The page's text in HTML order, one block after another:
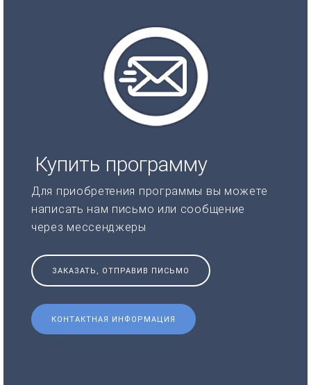
Купить программу
Для приобретения программы вы можете
написать нам письмо или сообщение
через мессенджеры
ЗАКАЗАТЬ, ОТПРАВИВ ПИСЬМО
КОНТАКТНАЯ ИНФОРМАЦИЯ